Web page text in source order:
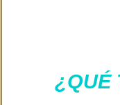
¿QUÉ